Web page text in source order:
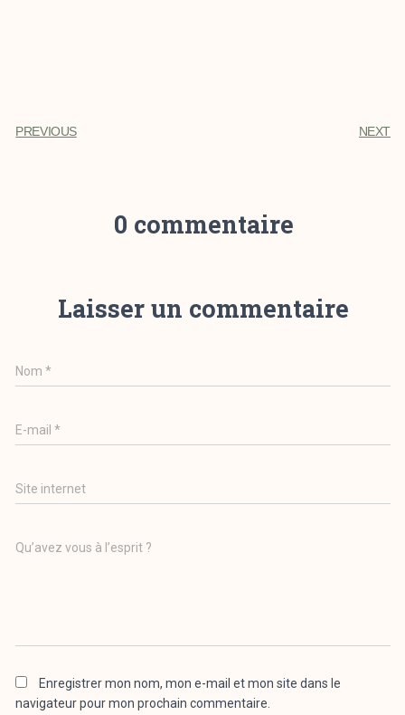
PREVIOUS NEXT
0 commentaire
Laisser un commentaire
Nom*
E-mail*
Site internet
Qu’avez vous à l’esprit ?
Enregistrer mon nom, mon e-mail et mon site dans le
navigateur pour mon prochain commentaire.